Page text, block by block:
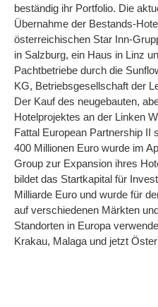
beständig ihr Portfolio. Die
Übernahme der Bestands-
österreichischen Star Inn-
in Salzburg, ein Haus in Linz
Pachtbetriebe durch die
KG, Betriebsgesellschaft der
Der Kauf des neugebauten,
Hotelprojektes an der Linken
Fattal European Partnership II
400 Millionen Euro wurde im
Group zur Expansion ihres
bildet das Startkapital für
Milliarde Euro und wurde für
auf verschiedenen Märkten
Standorten in Europa
Krakau, Malaga und jetzt